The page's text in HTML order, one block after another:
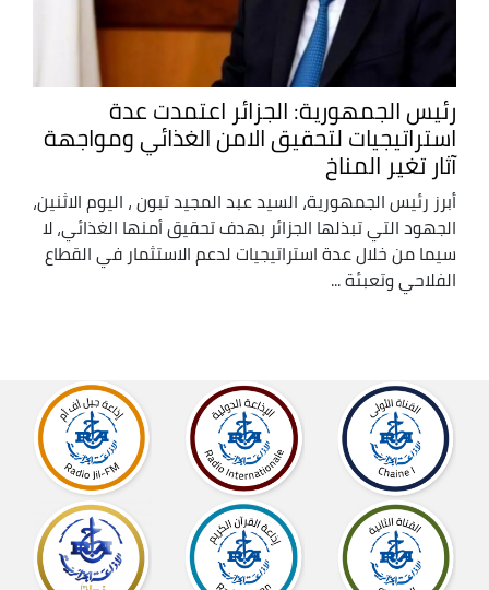
رئيس الجمهورية: الجزائر اعتمدت عدة
استراتيجيات لتحقيق الامن الغذائي ومواجهة
آثار تغير المناخ
أبرز رئيس الجمهورية، السيد عبد المجيد تبون ، اليوم الاثنين،
الجهود التي تبذلها الجزائر بهدف تحقيق أمنها الغذائي، لا
سيما من خلال عدة استراتيجيات لدعم الاستثمار في القطاع
الفلاحي وتعبئة ...